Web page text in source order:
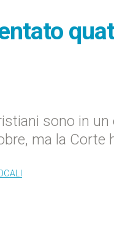
sono in un
ma la